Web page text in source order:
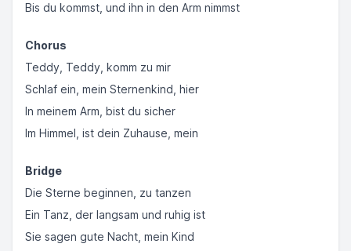
Bis du kommst, und ihn in den Arm nimmst
Chorus
Teddy, Teddy, komm zu mir
Schlaf ein, mein Sternenkind, hier
In meinem Arm, bist du sicher
Im Himmel, ist dein Zuhause, mein
Bridge
Die Sterne beginnen, zu tanzen
Ein Tanz, der langsam und ruhig ist
Sie sagen gute Nacht, mein Kind